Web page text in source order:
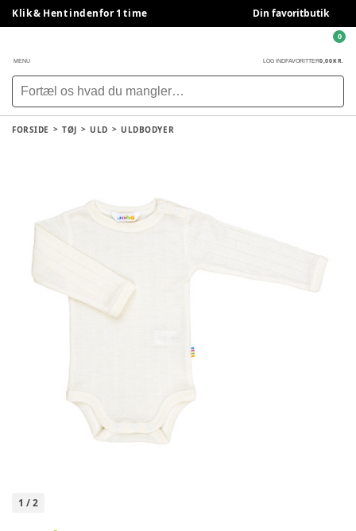
Klik & Hent indenfor 1 time Din favoritbutik
MENU LOG INDFAVORITTER0,00 KR.
0
FORSIDE TØJ ULD ULDBODYER
1 /2